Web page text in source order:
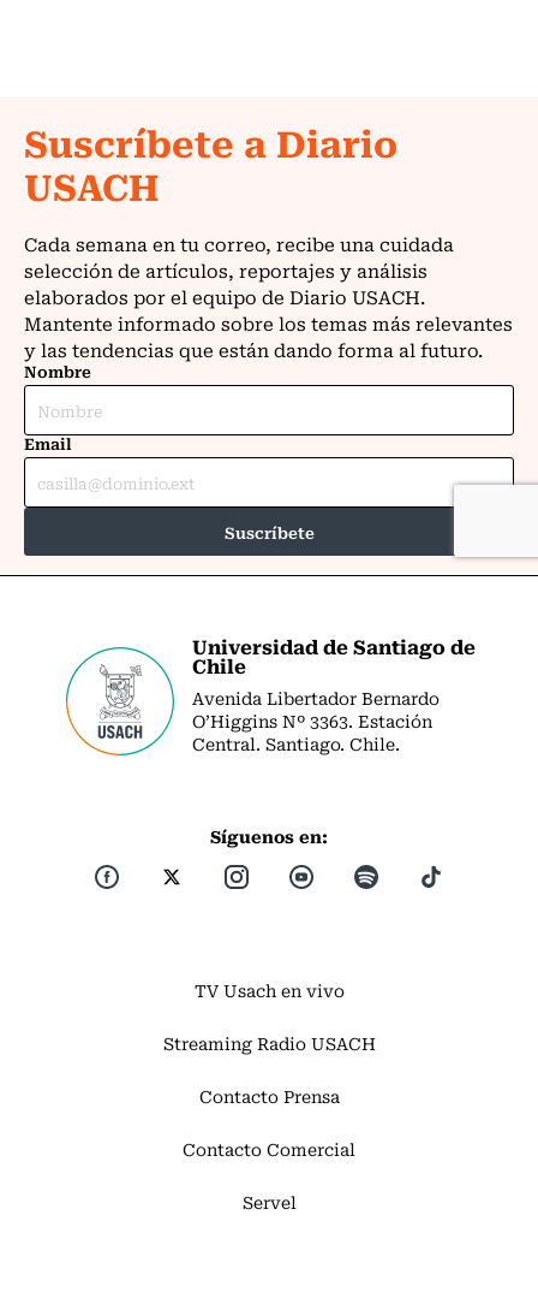
Universidad de Santiago de
Chile
Avenida Libertador Bernardo
O’Higgins Nº 3363. Estación
Central. Santiago. Chile.
Síguenos en:
TV Usach en vivo
Streaming Radio USACH
Contacto Prensa
Contacto Comercial
Servel